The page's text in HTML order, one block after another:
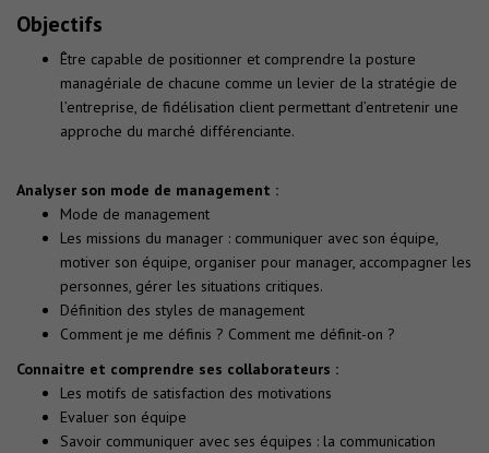
Objectifs
Être capable de positionner et comprendre la posture
managériale de chacune comme un levier de la stratégie de
l’entreprise, de fidélisation client permettant d’entretenir une
approche du marché différenciante.
Analyser son mode de management :
Mode de management
Les missions du manager : communiquer avec son équipe,
motiver son équipe, organiser pour manager, accompagner les
personnes, gérer les situations critiques.
Définition des styles de management
Comment je me définis ? Comment me définit-on ?
Connaitre et comprendre ses collaborateurs :
Les motifs de satisfaction des motivations
Evaluer son équipe
Savoir communiquer avec ses équipes : la communication